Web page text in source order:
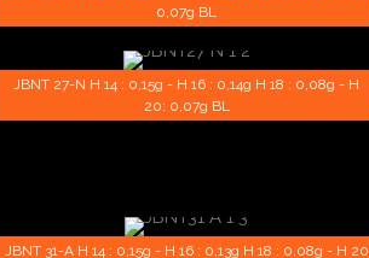
0,07g BL
JBNT 27-N H 14 : 0,15g - H 16 : 0,14g H 18 : 0,08g - H
20: 0,07g BL
JBNT 31-A H 14 : 0,15g - H 16 : 0,13g H 18 : 0,08g - H 20